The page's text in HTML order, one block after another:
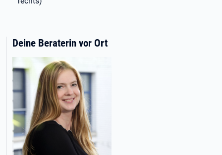
Deine Beraterin vor Ort